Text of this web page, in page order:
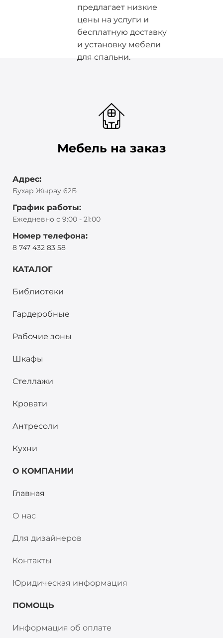
предлагает низкие
цены на услуги и
бесплатную доставку
и установку мебели
для спальни.
Мебель на заказ
Адрес:
Бухар Жырау 62Б
График работы:
Ежедневно с 9:00 - 21:00
Номер телефона:
8 747 432 83 58
КАТАЛОГ
Библиотеки
Гардеробные
Рабочие зоны
Шкафы
Стеллажи
Кровати
Антресоли
Кухни
О КОМПАНИИ
Главная
О нас
Для дизайнеров
Контакты
Юридическая информация
ПОМОЩЬ
Информация об оплате